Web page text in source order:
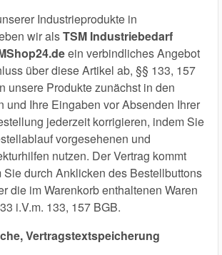
Industrieprodukte in
wir alsTSM Industriebedarf
ein verbindliches Angebot
über diese Artikel ab, §§ 133, 157
unsere Produkte zunächst in den
und Ihre Eingaben vor Absenden Ihrer
jederzeit korrigieren, indem Sie
vorgesehenen und
nutzen. Der Vertrag kommt
Sie durch Anklicken des Bestellbuttons
die im Warenkorb enthaltenen Waren
i.V.m. 133, 157 BGB.
Vertragstextspeicherung